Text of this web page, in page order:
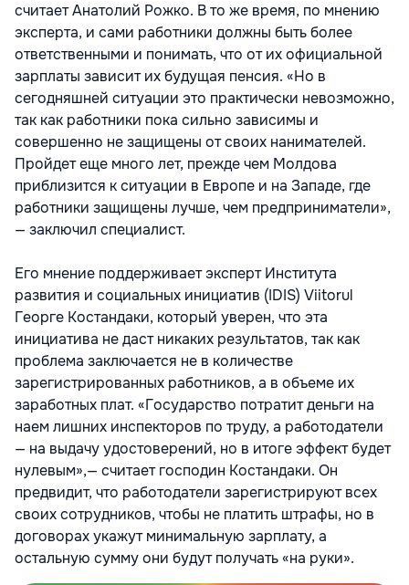
считает Анатолий Рожко. В то же время, по мнению
эксперта, и сами работники должны быть более
ответственными и понимать, что от их официальной
зарплаты зависит их будущая пенсия. «Но в
сегодняшней ситуации это практически невозможно,
так как работники пока сильно зависимы и
совершенно не защищены от своих нанимателей.
Пройдет еще много лет, прежде чем Молдова
приблизится к ситуации в Европе и на Западе, где
работники защищены лучше, чем предприниматели»,
— заключил специалист.
Его мнение поддерживает эксперт Института
развития и социальных инициатив (IDIS) Viitorul
Георге Костандаки, который уверен, что эта
инициатива не даст никаких результатов, так как
проблема заключается не в количестве
зарегистрированных работников, а в объеме их
заработных плат. «Государство потратит деньги на
наем лишних инспекторов по труду, а работодатели
— на выдачу удостоверений, но в итоге эффект будет
нулевым»,— считает господин Костандаки. Он
предвидит, что работодатели зарегистрируют всех
своих сотрудников, чтобы не платить штрафы, но в
договорах укажут минимальную зарплату, а
остальную сумму они будут получать «на руки».